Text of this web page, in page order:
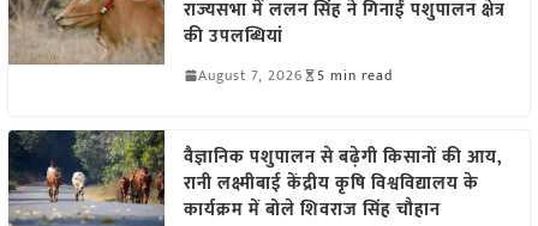
राज्यसभा में ललन सिंह ने गिनाईं पशुपालन क्षेत्र
की उपलब्धियां
August 7, 2026 5 min read
वैज्ञानिक पशुपालन से बढ़ेगी किसानों की आय,
रानी लक्ष्मीबाई केंद्रीय कृषि विश्वविद्यालय के
कार्यक्रम में बोले शिवराज सिंह चौहान